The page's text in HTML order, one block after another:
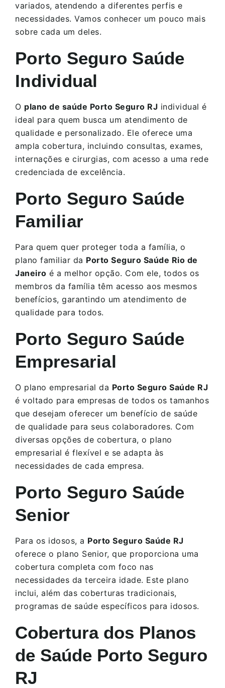
variados, atendendo a diferentes perfis e
necessidades. Vamos conhecer um pouco mais
sobre cada um deles.
Porto Seguro Saúde
Individual
O plano de saúde Porto Seguro RJ individual é
ideal para quem busca um atendimento de
qualidade e personalizado. Ele oferece uma
ampla cobertura, incluindo consultas, exames,
internações e cirurgias, com acesso a uma rede
credenciada de excelência.
Porto Seguro Saúde
Familiar
Para quem quer proteger toda a família, o
plano familiar da Porto Seguro Saúde Rio de
Janeiro é a melhor opção. Com ele, todos os
membros da família têm acesso aos mesmos
benefícios, garantindo um atendimento de
qualidade para todos.
Porto Seguro Saúde
Empresarial
O plano empresarial da Porto Seguro Saúde RJ
é voltado para empresas de todos os tamanhos
que desejam oferecer um benefício de saúde
de qualidade para seus colaboradores. Com
diversas opções de cobertura, o plano
empresarial é flexível e se adapta às
necessidades de cada empresa.
Porto Seguro Saúde
Senior
Para os idosos, a Porto Seguro Saúde RJ
oferece o plano Senior, que proporciona uma
cobertura completa com foco nas
necessidades da terceira idade. Este plano
inclui, além das coberturas tradicionais,
programas de saúde específicos para idosos.
Cobertura dos Planos
de Saúde Porto Seguro
RJ